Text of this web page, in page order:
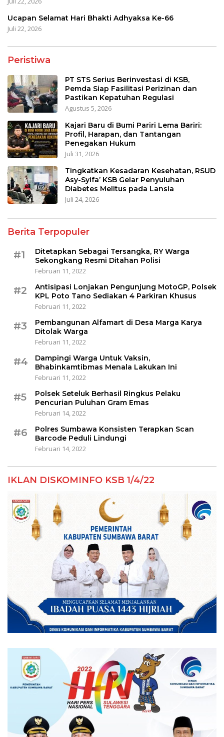
Ucapan Selamat Hari Bhakti Adhyaksa Ke-66
Juli 22, 2026
Peristiwa
PT STS Serius Berinvestasi di KSB,
Pemda Siap Fasilitasi Perizinan dan
Pastikan Kepatuhan Regulasi
Agustus 5, 2026
Kajari Baru di Bumi Pariri Lema Bariri:
Profil, Harapan, dan Tantangan
Penegakan Hukum
Juli 31, 2026
Tingkatkan Kesadaran Kesehatan, RSUD
Asy-Syifa’ KSB Gelar Penyuluhan
Diabetes Melitus pada Lansia
Juli 24, 2026
Berita Terpopuler
#1
Ditetapkan Sebagai Tersangka, RY Warga
Sekongkang Resmi Ditahan Polisi
Februari 11, 2022
#2
Antisipasi Lonjakan Pengunjung MotoGP, Polsek
KPL Poto Tano Sediakan 4 Parkiran Khusus
Februari 11, 2022
#3
Pembangunan Alfamart di Desa Marga Karya
Ditolak Warga
Februari 11, 2022
#4
Dampingi Warga Untuk Vaksin,
Bhabinkamtibmas Menala Lakukan Ini
Februari 11, 2022
#5
Polsek Seteluk Berhasil Ringkus Pelaku
Pencurian Puluhan Gram Emas
Februari 14, 2022
#6
Polres Sumbawa Konsisten Terapkan Scan
Barcode Peduli Lindungi
Februari 14, 2022
IKLAN DISKOMINFO KSB 1/4/22